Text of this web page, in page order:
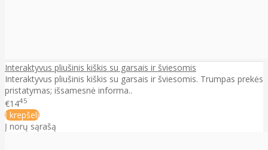
Interaktyvus pliušinis kiškis su garsais ir šviesomis
Interaktyvus pliušinis kiškis su garsais ir šviesomis. Trumpas prekės
pristatymas; išsamesnė informa..
€1445
Į krepšelį
Į norų sąrašą